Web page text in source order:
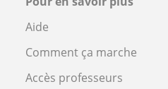
Aide
Comment ça marche
Accès professeurs